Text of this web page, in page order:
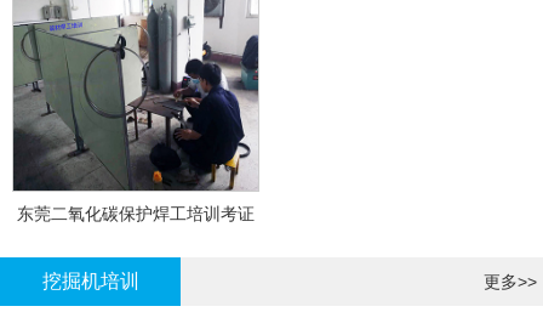
东莞二氧化碳保护焊工培训考证
挖掘机培训 更多>>